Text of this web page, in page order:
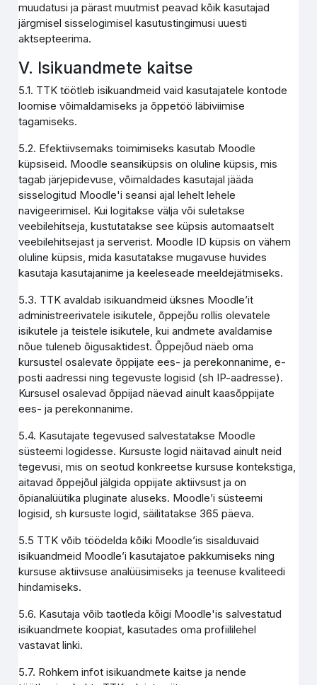
muudatusi ja pärast muutmist peavad kõik kasutajad
järgmisel sisselogimisel kasutustingimusi uuesti
aktsepteerima.
V. Isikuandmete kaitse
5.1. TTK töötleb isikuandmeid vaid kasutajatele kontode
loomise võimaldamiseks ja õppetöö läbiviimise
tagamiseks.
5.2. Efektiivsemaks toimimiseks kasutab Moodle
küpsiseid. Moodle seansiküpsis on oluline küpsis, mis
tagab järjepidevuse, võimaldades kasutajal jääda
sisselogitud Moodle'i seansi ajal lehelt lehele
navigeerimisel. Kui logitakse välja või suletakse
veebilehitseja, kustutatakse see küpsis automaatselt
veebilehitsejast ja serverist. Moodle ID küpsis on vähem
oluline küpsis, mida kasutatakse mugavuse huvides
kasutaja kasutajanime ja keeleseade meeldejätmiseks.
5.3. TTK avaldab isikuandmeid üksnes Moodle’it
administreerivatele isikutele, õppejõu rollis olevatele
isikutele ja teistele isikutele, kui andmete avaldamise
nõue tuleneb õigusaktidest. Õppejõud näeb oma
kursustel osalevate õppijate ees- ja perekonnanime, e-
posti aadressi ning tegevuste logisid (sh IP-aadresse).
Kursusel osalevad õppijad näevad ainult kaasõppijate
ees- ja perekonnanime.
5.4. Kasutajate tegevused salvestatakse Moodle
süsteemi logidesse. Kursuste logid näitavad ainult neid
tegevusi, mis on seotud konkreetse kursuse kontekstiga,
aitavad õppejõul jälgida oppijate aktiivsust ja on
õpianalüütika pluginate aluseks. Moodle’i süsteemi
logisid, sh kursuste logid, säilitatakse 365 päeva.
5.5 TTK võib töödelda kõiki Moodle’is sisalduvaid
isikuandmeid Moodle’i kasutajatoe pakkumiseks ning
kursuse aktiivsuse analüüsimiseks ja teenuse kvaliteedi
hindamiseks.
5.6. Kasutaja võib taotleda kõigi Moodle'is salvestatud
isikuandmete koopiat, kasutades oma profiililehel
vastavat linki.
5.7. Rohkem infot isikuandmete kaitse ja nende